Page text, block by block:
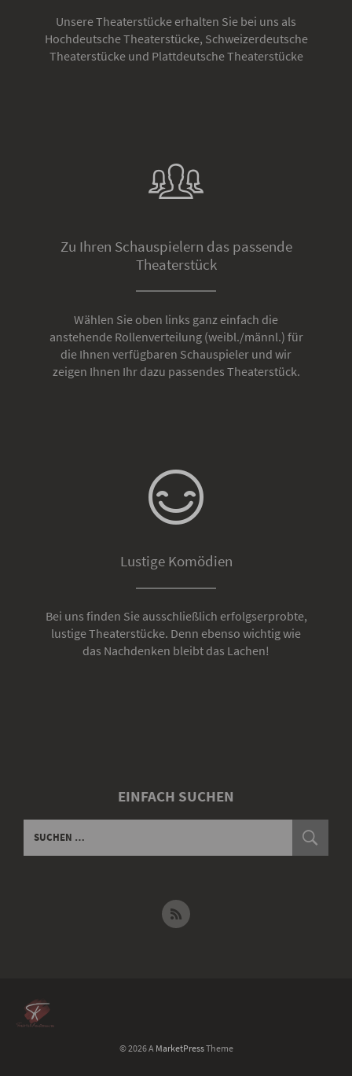
Unsere Theaterstücke erhalten Sie bei uns als
Hochdeutsche Theaterstücke, Schweizerdeutsche
Theaterstücke und Plattdeutsche Theaterstücke
Zu Ihren Schauspielern das passende
Theaterstück
Wählen Sie oben links ganz einfach die
anstehende Rollenverteilung (weibl./männl.) für
die Ihnen verfügbaren Schauspieler und wir
zeigen Ihnen Ihr dazu passendes Theaterstück.
Lustige Komödien
Bei uns finden Sie ausschließlich erfolgserprobte,
lustige Theaterstücke. Denn ebenso wichtig wie
das Nachdenken bleibt das Lachen!
EINFACH SUCHEN
© 2026 A MarketPressTheme